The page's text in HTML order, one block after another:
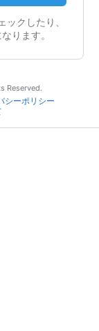
クしたり、
ります。
Reserved.
シーポリシー